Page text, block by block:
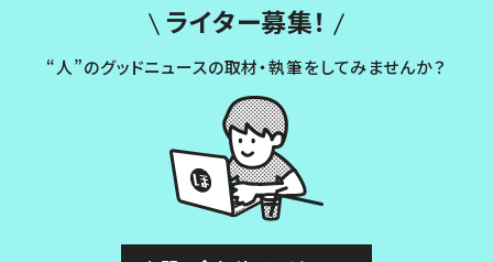
ライター募集！
“人”のグッドニュースの取材・執筆をしてみませんか？